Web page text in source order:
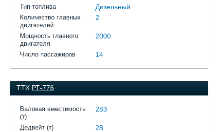
Тип топлива Дизельный
Количество главных
двигателей
2
Мощность главного
двигателя
2000
Число пассажиров 14
ТТХ РТ-776
Валовая вместимость
(т)
283
Дедвейт (т) 28